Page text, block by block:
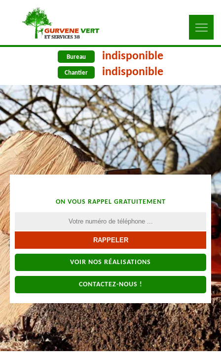
Bureau indisponible
Chantier indisponible
ON VOUS RAPPEL GRATUITEMENT
VOIR NOS RÉALISATIONS
CONTACTEZ-NOUS !